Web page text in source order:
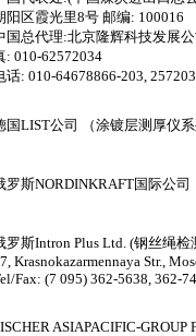
阳区霞光里8号 邮编: 100016
国总代理:北京隆辉科技发展
: 010-62572034
话: 010-64678866-203,
国LIST公司 （涂镀层测厚仪
罗斯NORDINKRAFT国际公司
罗斯Intron Plus Ltd. (钢丝绳检
Krasnokazarmennaya Str.,
Fax: (7 095) 362-5638, 362-
ASIAPACIFIC-GROUP